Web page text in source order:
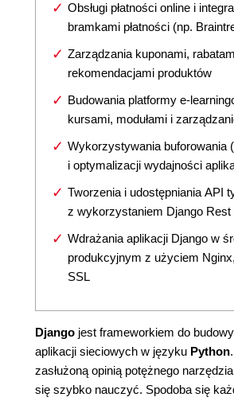
Obsługi płatności online i
bramkami płatności (np.
Zarządzania kuponami,
rekomendacjami produktów
Budowania platformy e-
kursami, modułami i
Wykorzystywania buforowania
i optymalizacji wydajności
Tworzenia i udostępniania API
z wykorzystaniem Django Rest
Wdrażania aplikacji Django w
produkcyjnym z użyciem
SSL
Django jest frameworkiem do
aplikacji sieciowych w języku Python
zasłużoną opinią potężnego
się szybko nauczyć. Spodoba się